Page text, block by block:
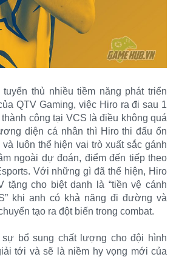
thủ nhiều tiềm năng phát triển
QTV Gaming, việc Hiro ra đi sau 1
công tại VCS là điều không quá
diện cá nhân thì Hiro thi đấu ổn
luôn thể hiện vai trò xuất sắc gánh
ngoài dự đoán, điểm đến tiếp theo
Với những gì đã thể hiện, Hiro
tặng cho biệt danh là “tiền vệ cánh
khi anh có khả năng đi đường và
tạo ra đột biến trong combat.
bổ sung chất lượng cho đội hình
tới và sẽ là niềm hy vọng mới của